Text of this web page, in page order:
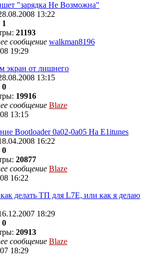
"зарядка Не Возможна"
13:22
1
21193
сообщение walkman8196
19:29
экран от лишнего
13:15
0
19916
сообщение Blaze
13:15
Bootloader 0a02-0a05 На Е1itunes
16:22
0
20877
сообщение Blaze
16:22
делать ТП для L7E, или как я делаю
18:29
0
20913
сообщение Blaze
18:29